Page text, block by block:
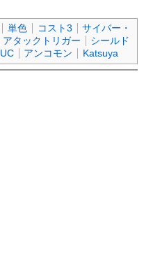
単色 コスト3
サイバー・
アタックトリガー
シールド
UC アンコモン Katsuya